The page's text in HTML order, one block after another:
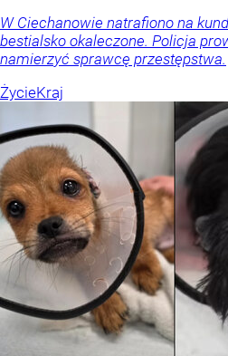
W Ciechanowie natrafiono na
bestialsko okaleczone. Policja
namierzyć sprawcę przestępstwa.
ŻycieKraj